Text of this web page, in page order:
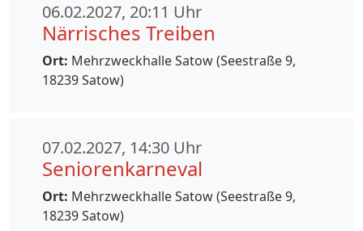
06.02.2027, 20:11 Uhr
Närrisches Treiben
Ort: Mehrzweckhalle Satow (Seestraße 9,
18239 Satow)
07.02.2027, 14:30 Uhr
Seniorenkarneval
Ort: Mehrzweckhalle Satow (Seestraße 9,
18239 Satow)